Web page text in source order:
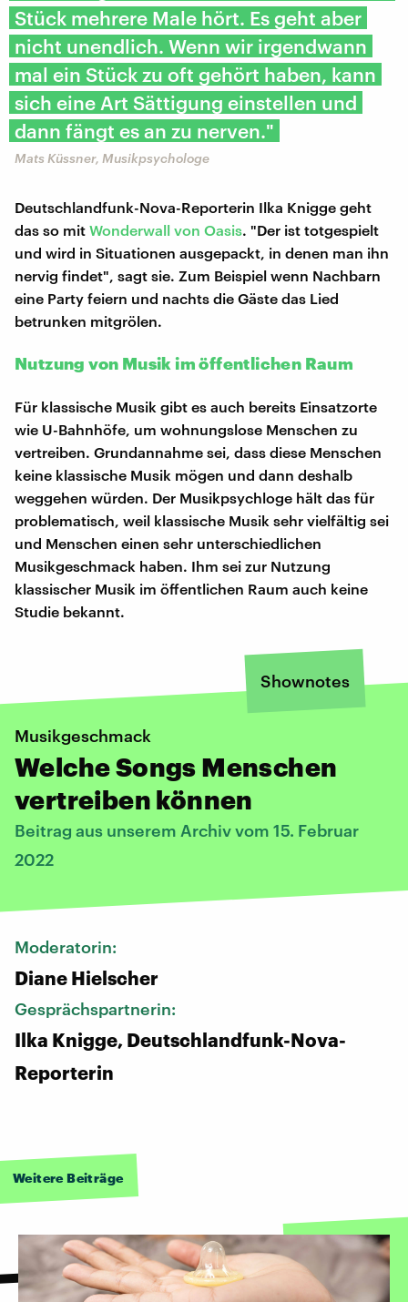
Stück mehrere Male hört. Es geht aber
nicht unendlich. Wenn wir irgendwann
mal ein Stück zu oft gehört haben, kann
sich eine Art Sättigung einstellen und
dann fängt es an zu nerven."
Mats Küssner, Musikpsychologe
Deutschlandfunk-Nova-Reporterin Ilka Knigge geht
das so mit Wonderwall von Oasis. "Der ist totgespielt
und wird in Situationen ausgepackt, in denen man ihn
nervig findet", sagt sie. Zum Beispiel wenn Nachbarn
eine Party feiern und nachts die Gäste das Lied
betrunken mitgrölen.
Nutzung von Musik im öffentlichen Raum
Für klassische Musik gibt es auch bereits Einsatzorte
wie U-Bahnhöfe, um wohnungslose Menschen zu
vertreiben. Grundannahme sei, dass diese Menschen
keine klassische Musik mögen und dann deshalb
weggehen würden. Der Musikpsychloge hält das für
problematisch, weil klassische Musik sehr vielfältig sei
und Menschen einen sehr unterschiedlichen
Musikgeschmack haben. Ihm sei zur Nutzung
klassischer Musik im öffentlichen Raum auch keine
Studie bekannt.
Shownotes
Musikgeschmack
Welche Songs Menschen
vertreiben können
Beitrag aus unserem Archiv vom 15. Februar
2022
Moderatorin:
Diane Hielscher
Gesprächspartnerin:
Ilka Knigge, Deutschlandfunk-Nova-
Reporterin
Weitere Beiträge